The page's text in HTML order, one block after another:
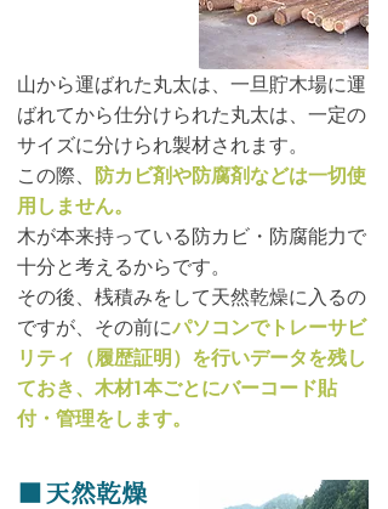
山から運ばれた丸太は、一旦貯木場に運
ばれてから仕分けられた丸太は、一定の
サイズに分けられ製材されます。
この際、
防カビ剤や防腐剤などは一切使
用しません。
木が本来持っている防カビ・防腐能力で
十分と考えるからです。
その後、桟積みをして天然乾燥に入るの
ですが、その前にパソコンでトレーサビ
リティ
（履歴証明）を行いデータを残し
ておき、木材1本ごとにバーコード貼
付・管理をします。
天然乾燥